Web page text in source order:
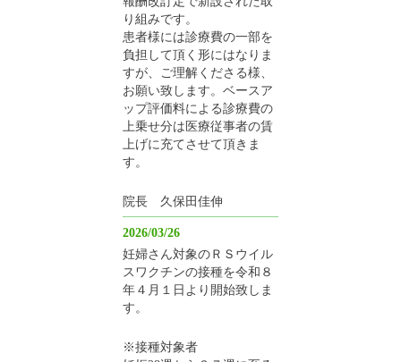
り組みです。
患者様には診療費の一部を
負担して頂く形にはなりま
すが、ご理解くださる様、
お願い致します。ベースア
ップ評価料による診療費の
上乗せ分は医療従事者の賃
上げに充てさせて頂きま
す。
院長 久保田佳伸
2026/03/26
妊婦さん対象のＲＳウイル
スワクチンの接種を令和８
年４月１日より開始致しま
す。
※接種対象者